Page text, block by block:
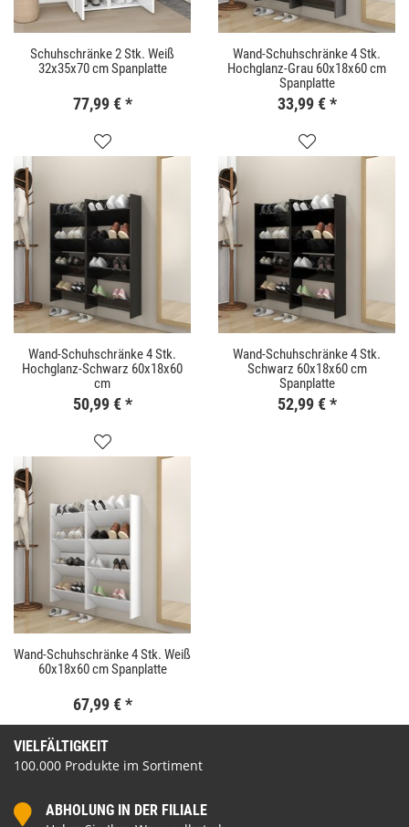
Schuhschränke 2 Stk. Weiß
32x35x70 cm Spanplatte
77,99 € *
Wand-Schuhschränke 4 Stk.
Hochglanz-Grau 60x18x60 cm
Spanplatte
33,99 € *
Wand-Schuhschränke 4 Stk.
Hochglanz-Schwarz 60x18x60
cm
50,99 € *
Wand-Schuhschränke 4 Stk.
Schwarz 60x18x60 cm
Spanplatte
52,99 € *
Wand-Schuhschränke 4 Stk. Weiß
60x18x60 cm Spanplatte
67,99 € *
VIELFÄLTIGKEIT
100.000 Produkte im Sortiment
ABHOLUNG IN DER FILIALE